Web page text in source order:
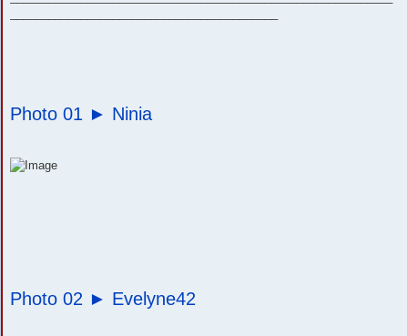
Photo 01 ► Ninia
Photo 02 ► Evelyne42